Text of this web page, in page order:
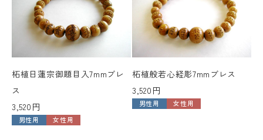
柘植日蓮宗御題目入7mmブレ
ス
3,520円
男性用 女性用
柘植般若心経彫7mmブレス
3,520円
男性用 女性用